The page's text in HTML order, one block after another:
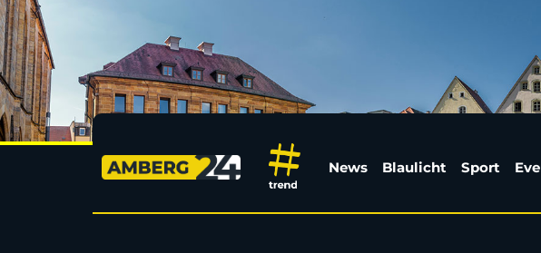
Fest verbundene Deckel
News Blaulicht Sport